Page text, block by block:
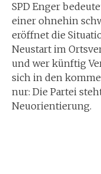
SPD Enger
einer ohnehin
eröffnet die
Neustart im
und wer künftig
sich in den
nur: Die Partei
Neuorientierung.